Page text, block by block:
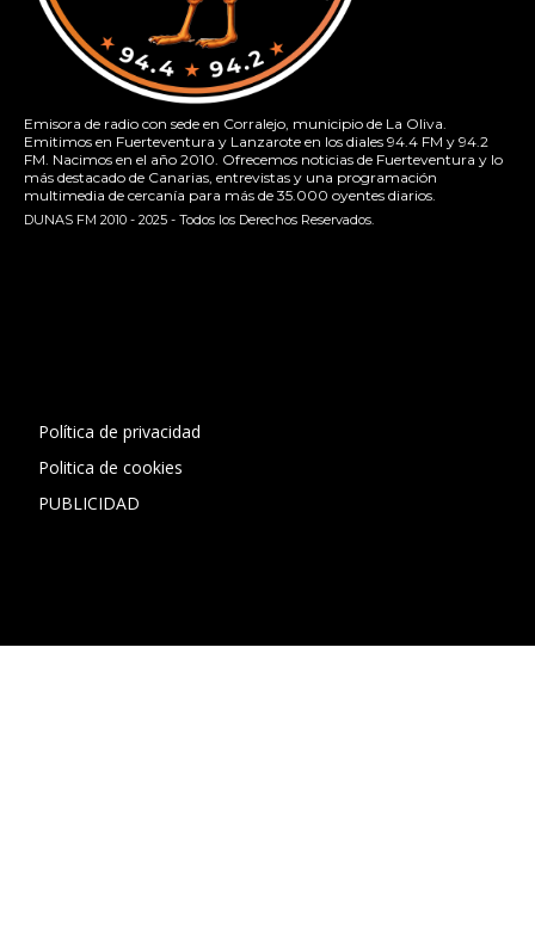
Emisora de radio con sede en Corralejo, municipio de La Oliva.
Emitimos en Fuerteventura y Lanzarote en los diales 94.4 FM y 94.2
FM. Nacimos en el año 2010. Ofrecemos noticias de Fuerteventura y lo
más destacado de Canarias, entrevistas y una programación
multimedia de cercanía para más de 35.000 oyentes diarios.
DUNAS FM 2010 - 2025 - Todos los Derechos Reservados.
Política de privacidad
Politica de cookies
PUBLICIDAD